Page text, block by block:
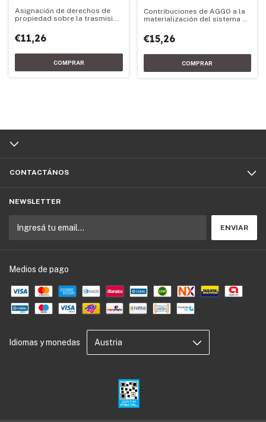
Asignación de derechos de
propiedad sobre la trasmisión
€11,26
Contribuciones de AGGO a la
materialización del sistema de
€15,26
CONTACTÁNOS
NEWSLETTER
Medios de pago
Idiomas y monedas